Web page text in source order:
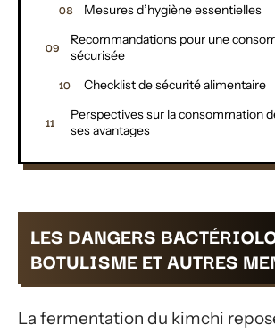
Mesures d’hygiène essentielles
Recommandations pour une
sécurisée
Checklist de sécurité alimentaire
Perspectives sur la consommation
ses avantages
LES DANGERS
BOTULISME ET AUTRES
La fermentation du kimchi